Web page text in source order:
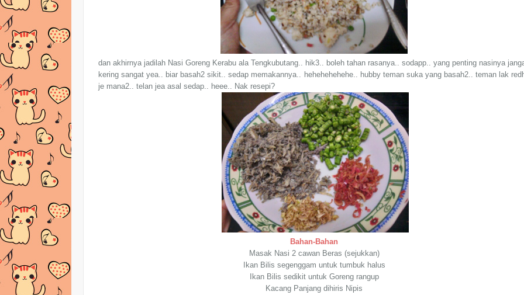
dan akhirnya jadilah Nasi Goreng Kerabu ala Tengkubutang.. hik3.. boleh tahan rasanya.. sodapp.. yang penting nasinya
kering sangat yea.. biar basah2 sikit.. sedap memakannya.. hehehehehehe.. hubby teman suka yang basah2.. teman lak
je mana2.. telan jea asal sedap.. heee.. Nak resepi?
Bahan-Bahan
Masak Nasi 2 cawan Beras (sejukkan)
Ikan Bilis segenggam untuk tumbuk halus
Ikan Bilis sedikit untuk Goreng rangup
Kacang Panjang dihiris Nipis